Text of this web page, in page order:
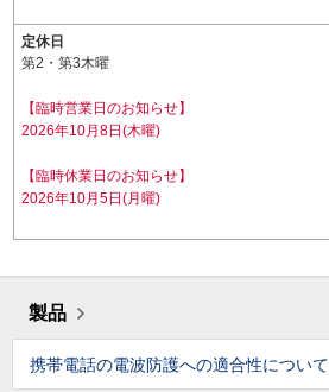
定休日
第2・第3木曜
【臨時営業日のお知らせ】
2026年10月8日(木曜)
【臨時休業日のお知らせ】
2026年10月5日(月曜)
製品
携帯電話の電波防護への適合性について